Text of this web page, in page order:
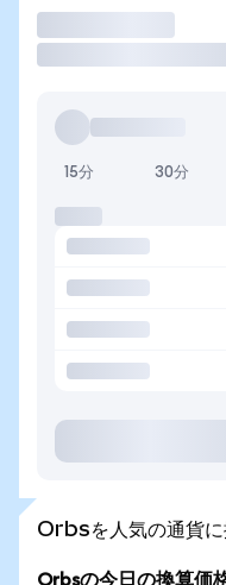
15分 30分
Orbsを人気の通貨に
Orbsの今日の換算価